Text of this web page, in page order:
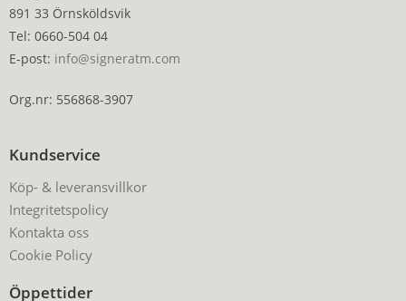
891 33 Örnsköldsvik
Tel: 0660-504 04
E-post: info@signeratm.com
Org.nr: 556868-3907
Kundservice
Köp- & leveransvillkor
Integritetspolicy
Kontakta oss
Cookie Policy
Öppettider